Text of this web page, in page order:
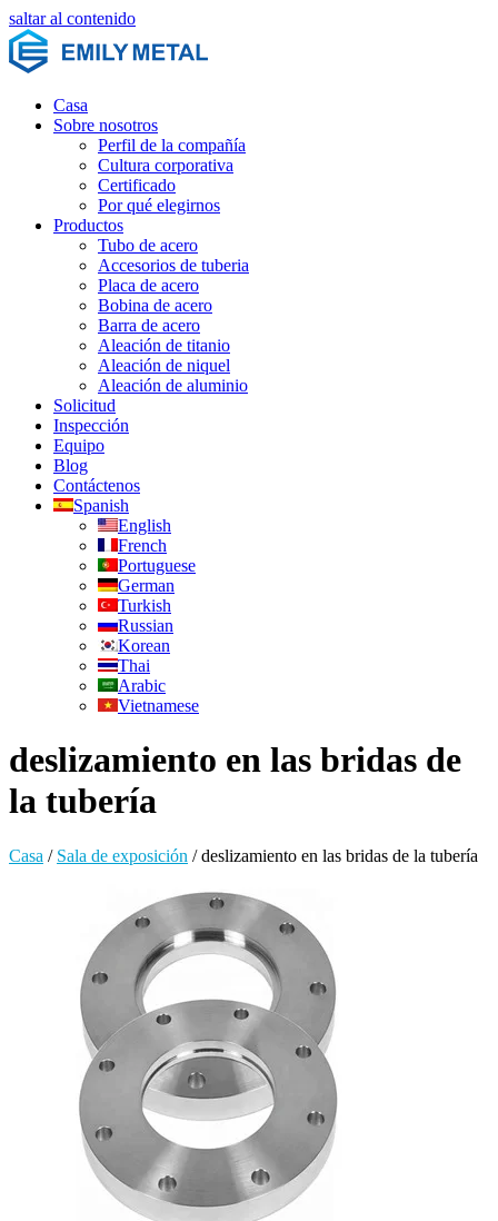
saltar al contenido
Casa
Sobre nosotros
Perfil de la compañía
Cultura corporativa
Certificado
Por qué elegirnos
Productos
Tubo de acero
Accesorios de tuberia
Placa de acero
Bobina de acero
Barra de acero
Aleación de titanio
Aleación de niquel
Aleación de aluminio
Solicitud
Inspección
Equipo
Blog
Contáctenos
Spanish
English
French
Portuguese
German
Turkish
Russian
Korean
Thai
Arabic
Vietnamese
deslizamiento en las bridas de
la tubería
Casa / Sala de exposición /deslizamiento en las bridas de la tubería